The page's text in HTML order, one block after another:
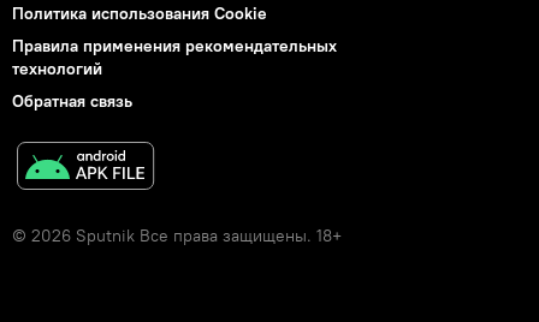
Политика использования Cookie
Правила применения рекомендательных
технологий
Обратная связь
© 2026 Sputnik Все права защищены. 18+